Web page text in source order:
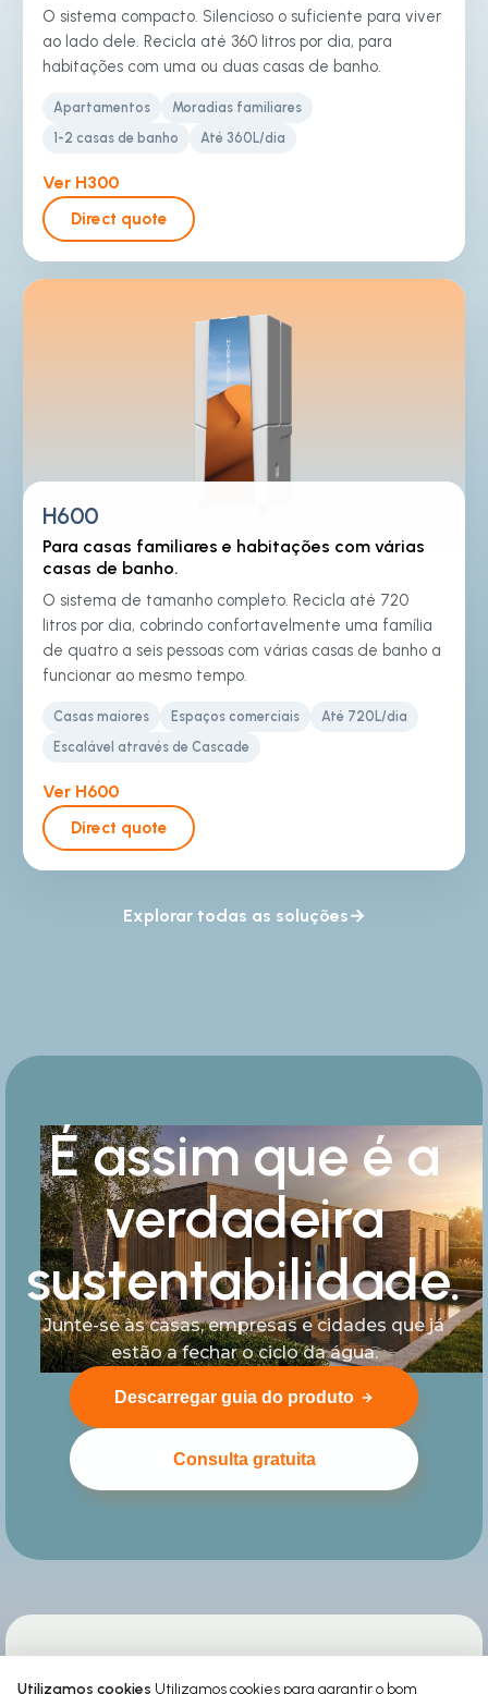
O sistema compacto. Silencioso o suficiente para viver
ao lado dele. Recicla até 360 litros por dia, para
habitações com uma ou duas casas de banho.
Apartamentos
Moradias familiares
1-2 casas de banho
Até 360L/dia
Ver H300
Direct quote
H600
Para casas familiares e habitações com várias
casas de banho.
O sistema de tamanho completo. Recicla até 720
litros por dia, cobrindo confortavelmente uma família
de quatro a seis pessoas com várias casas de banho a
funcionar ao mesmo tempo.
Casas maiores Espaços comerciais
Até 720L/dia
Escalável através de Cascade
Ver H600
Direct quote
Explorar todas as soluções
É assim que é a
verdadeira
sustentabilidade.
Junte-se às casas, empresas e cidades que já
estão a fechar o ciclo da água.
Descarregar guia do produto
Consulta gratuita
Utilizamos cookies Utilizamos cookies para garantir o bom